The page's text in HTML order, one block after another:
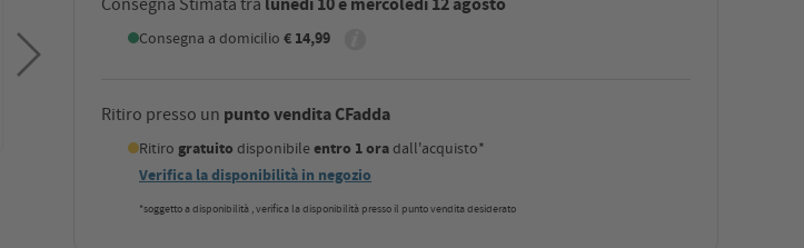
Consegna Stimata tra
Consegna a domicilio € 14,99
Ritiro presso un punto vendita CFadda
Ritiro gratuito disponibileentro 1 oradall'acquisto*
Verifica la disponibilità in negozio
*soggetto a disponibilità , verifica la disponibilità presso il punto vendita desiderato